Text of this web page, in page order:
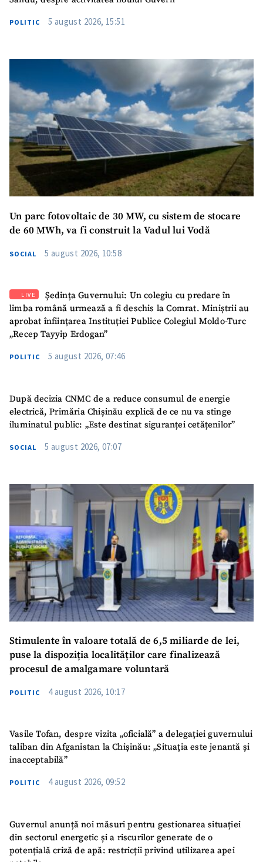
POLITIC 5 august 2026, 15:51
Un parc fotovoltaic de 30 MW, cu sistem de stocare
de 60 MWh, va fi construit la Vadul lui Vodă
SOCIAL 5 august 2026, 10:58
LIVE
Ședința Guvernului: Un colegiu cu predare în
limba română urmează a fi deschis la Comrat. Miniștrii au
aprobat înființarea Instituției Publice Colegiul Moldo-Turc
„Recep Tayyip Erdogan”
POLITIC 5 august 2026, 07:46
După decizia CNMC de a reduce consumul de energie
electrică, Primăria Chișinău explică de ce nu va stinge
iluminatul public: „Este destinat siguranței cetățenilor”
SOCIAL 5 august 2026, 07:07
Stimulente în valoare totală de 6,5 miliarde de lei,
puse la dispoziția localităților care finalizează
procesul de amalgamare voluntară
POLITIC 4 august 2026, 10:17
Vasile Tofan, despre vizita „oficială” a delegației guvernului
taliban din Afganistan la Chișinău: „Situația este jenantă și
inacceptabilă”
POLITIC 4 august 2026, 09:52
Guvernul anunță noi măsuri pentru gestionarea situației
din sectorul energetic și a riscurilor generate de o
potențială criză de apă: restricții privind utilizarea apei